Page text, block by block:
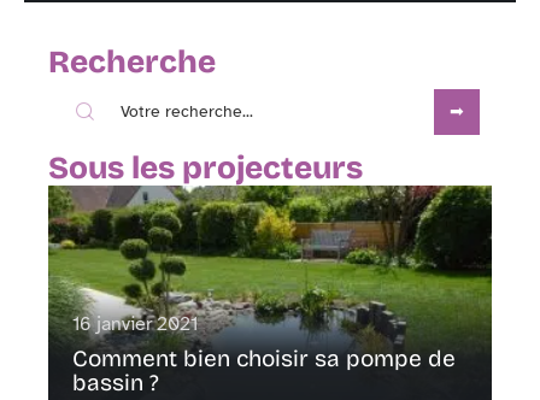
Recherche
Sous les projecteurs
16 janvier 2021
Comment bien choisir sa pompe de
bassin ?